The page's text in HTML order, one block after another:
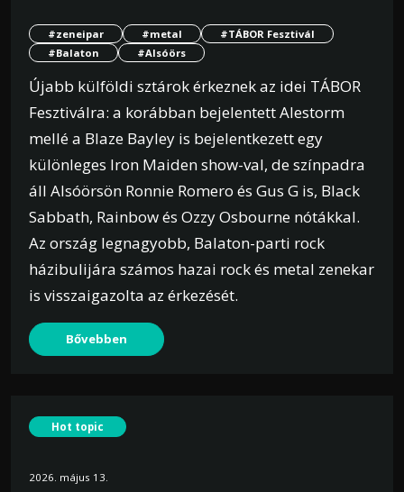
#zeneipar #metal
#TÁBOR Fesztivál
#Balaton
#Alsóörs
Újabb külföldi sztárok érkeznek az idei TÁBOR
Fesztiválra: a korábban bejelentett Alestorm
mellé a Blaze Bayley is bejelentkezett egy
különleges Iron Maiden show-val, de színpadra
áll Alsóörsön Ronnie Romero és Gus G is, Black
Sabbath, Rainbow és Ozzy Osbourne nótákkal.
Az ország legnagyobb, Balaton-parti rock
házibulijára számos hazai rock és metal zenekar
is visszaigazolta az érkezését.
Bővebben
Hot topic
2026. május 13.